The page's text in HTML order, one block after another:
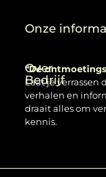
Over
Bedrijf
“Dé
Laat je verrassen
verhalen en
draait alles om
kennis.
Onze